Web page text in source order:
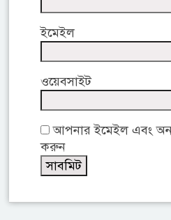
ইমেইল
ওয়েবসাইট
আপনার ইমেইল এবং
করুন